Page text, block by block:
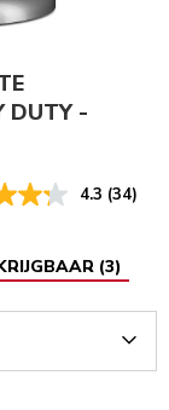
DUTY -
4.3 (34)
(3)